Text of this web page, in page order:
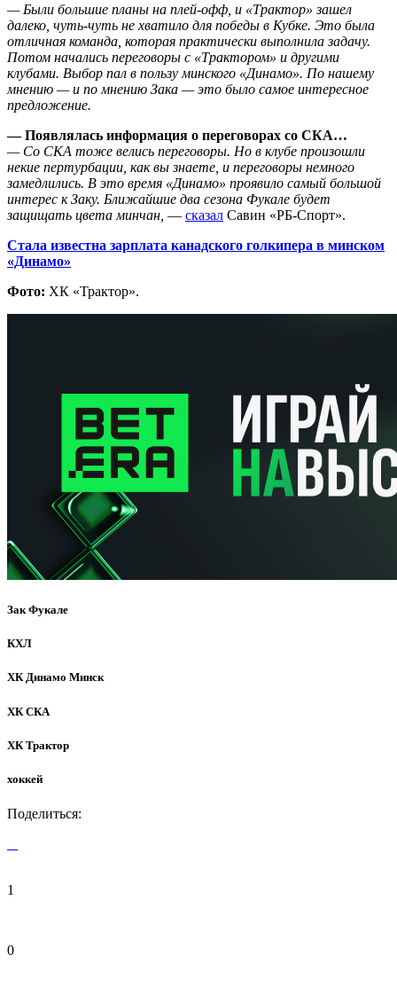
— Были большие планы на плей-офф, и «Трактор» зашел
далеко, чуть-чуть не хватило для победы в Кубке. Это была
отличная команда, которая практически выполнила задачу.
Потом начались переговоры с «Трактором» и другими
клубами. Выбор пал в пользу минского «Динамо». По нашему
мнению — и по мнению Зака — это было самое интересное
предложение.
— Появлялась информация о переговорах со СКА…
— Со СКА тоже велись переговоры. Но в клубе произошли
некие пертурбации, как вы знаете, и переговоры немного
замедлились. В это время «Динамо» проявило самый большой
интерес к Заку. Ближайшие два сезона Фукале будет
защищать цвета минчан, — сказал Савин «РБ-Спорт».
Стала известна зарплата канадского голкипера в минском
«Динамо»
Фото: ХК «Трактор».
Зак Фукале
КХЛ
ХК Динамо Минск
ХК СКА
ХК Трактор
хоккей
Поделиться:
1
0